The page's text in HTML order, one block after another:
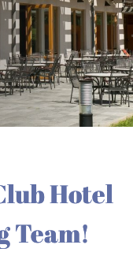
Hotel
Team!